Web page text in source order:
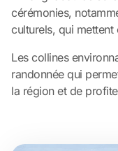
cérémonies,
culturels, qui
Les collines
randonnée qui
la région et de